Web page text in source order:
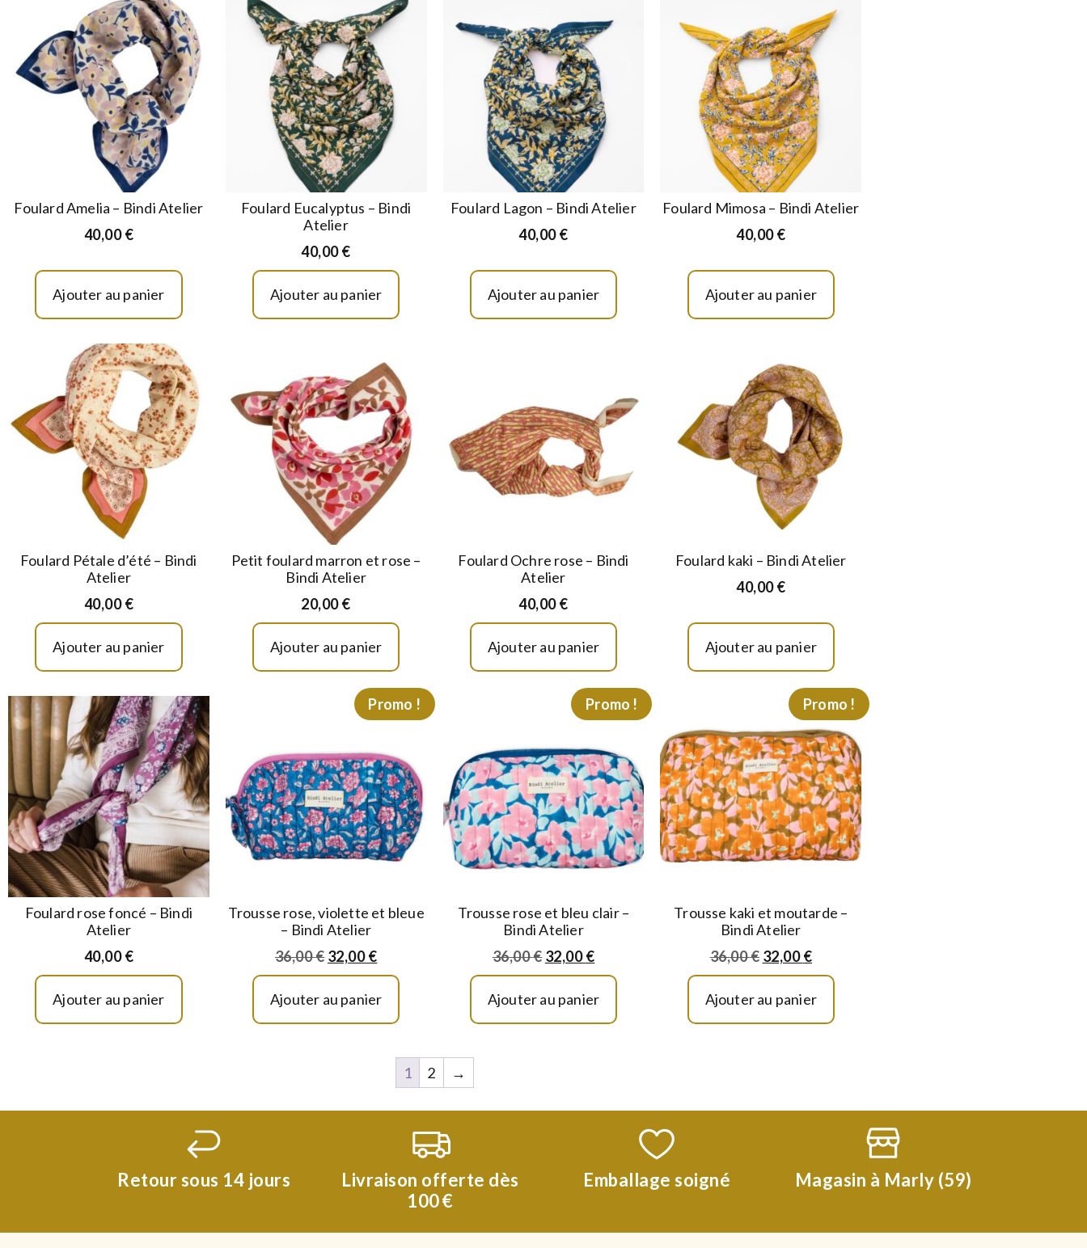
Foulard Amelia – Bindi Atelier
40,00€
Ajouter au panier
Foulard Eucalyptus – Bindi
Atelier
40,00€
Ajouter au panier
Foulard Lagon – Bindi Atelier
40,00€
Ajouter au panier
Foulard Mimosa – Bindi Atelier
40,00€
Ajouter au panier
Foulard Pétale d’été – Bindi
Atelier
40,00€
Ajouter au panier
Petit foulard marron et rose –
Bindi Atelier
20,00€
Ajouter au panier
Foulard Ochre rose – Bindi
Atelier
40,00€
Ajouter au panier
Foulard kaki – Bindi Atelier
40,00€
Ajouter au panier
Foulard rose foncé – Bindi
Atelier
40,00€
Ajouter au panier
Promo !
Trousse rose, violette et bleue
– Bindi Atelier
36,00€ 32,00€
Ajouter au panier
Promo !
Trousse rose et bleu clair –
Bindi Atelier
36,00€ 32,00€
Ajouter au panier
Promo !
Trousse kaki et moutarde –
Bindi Atelier
36,00€ 32,00€
Ajouter au panier
1 2 →
Retour sous 14 jours
Livraison offerte dès
100 €
Emballage soigné Magasin à Marly (59)